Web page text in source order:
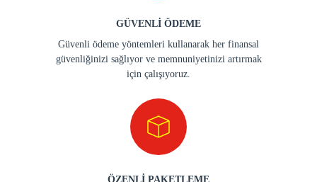
GÜVENLİ ÖDEME
Güvenli ödeme yöntemleri kullanarak her finansal
güvenliğinizi sağlıyor ve memnuniyetinizi artırmak
için çalışıyoruz.
ÖZENLİ PAKETLEME